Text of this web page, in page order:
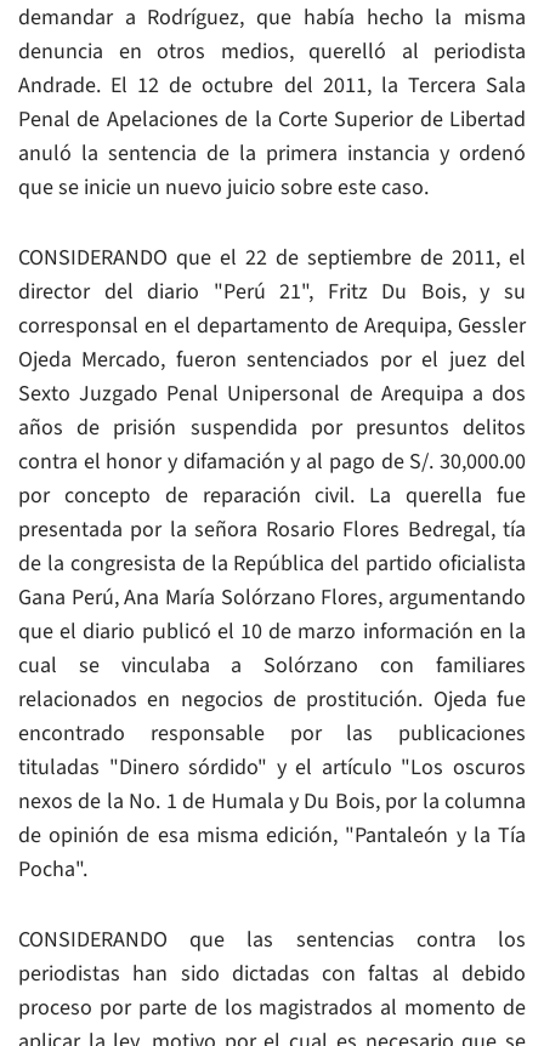
demandar a Rodríguez, que había hecho la misma
denuncia en otros medios, querelló al periodista
Andrade. El 12 de octubre del 2011, la Tercera Sala
Penal de Apelaciones de la Corte Superior de Libertad
anuló la sentencia de la primera instancia y ordenó
que se inicie un nuevo juicio sobre este caso.
CONSIDERANDO que el 22 de septiembre de 2011, el
director del diario "Perú 21", Fritz Du Bois, y su
corresponsal en el departamento de Arequipa, Gessler
Ojeda Mercado, fueron sentenciados por el juez del
Sexto Juzgado Penal Unipersonal de Arequipa a dos
años de prisión suspendida por presuntos delitos
contra el honor y difamación y al pago de S/. 30,000.00
por concepto de reparación civil. La querella fue
presentada por la señora Rosario Flores Bedregal, tía
de la congresista de la República del partido oficialista
Gana Perú, Ana María Solórzano Flores, argumentando
que el diario publicó el 10 de marzo información en la
cual se vinculaba a Solórzano con familiares
relacionados en negocios de prostitución. Ojeda fue
encontrado responsable por las publicaciones
tituladas "Dinero sórdido" y el artículo "Los oscuros
nexos de la No. 1 de Humala y Du Bois, por la columna
de opinión de esa misma edición, "Pantaleón y la Tía
Pocha".
CONSIDERANDO que las sentencias contra los
periodistas han sido dictadas con faltas al debido
proceso por parte de los magistrados al momento de